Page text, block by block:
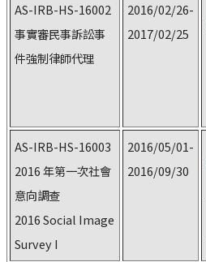
AS-IRB-HS-16002
事實審民事訴訟事
件強制律師代理
2016/02/26-
2017/02/25
AS-IRB-HS-16003
2016 年第一次社會
意向調查
2016 Social Image
Survey I
2016/05/01-
2016/09/30